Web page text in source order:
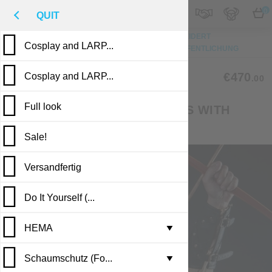
M
BESCHREIBUNG BEWERTUNGEN
QUIT
Cosplay and LARP...
Cosplay and LARP...
Full look
Sale!
Versandfertig
Leather armor i...
Brigandine armo...
Do It Yourself (...
HEMA ▼
Gambesons
Schaumschutz (Fo... ▼
CLM-70
LEATHER VEST AND BRACERS WITH
DIAMOND PATTERN